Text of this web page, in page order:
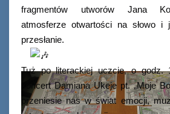
fragmentów utworów Jana
atmosferze otwartości na słowo i
przesłanie.
Tuż po literackiej uczcie, o godz.
koncert Damiana Ukeje pt. „Moje
przeniesie nas w świat emocji,